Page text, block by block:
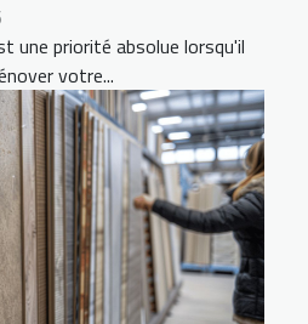
une priorité absolue lorsqu'il
votre...